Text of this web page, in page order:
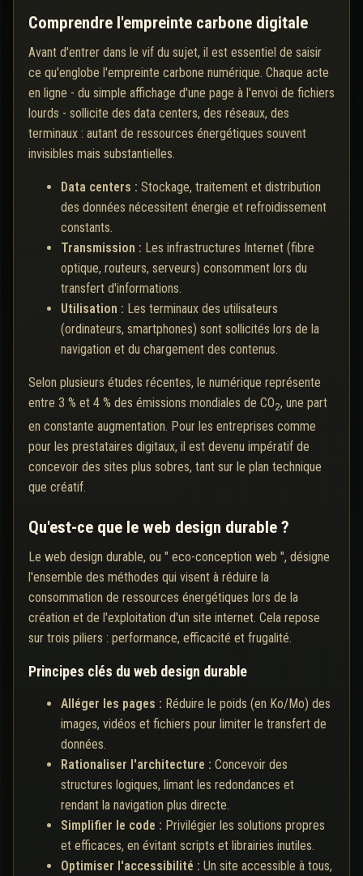
Comprendre l'empreinte carbone digitale
Avant d'entrer dans le vif du sujet, il est essentiel de saisir
ce qu'englobe l'empreinte carbone numérique. Chaque acte
en ligne - du simple affichage d'une page à l'envoi de fichiers
lourds - sollicite des data centers, des réseaux, des
terminaux : autant de ressources énergétiques souvent
invisibles mais substantielles.
Data centers : Stockage, traitement et distribution
des données nécessitent énergie et refroidissement
constants.
Transmission : Les infrastructures Internet (fibre
optique, routeurs, serveurs) consomment lors du
transfert d'informations.
Utilisation : Les terminaux des utilisateurs
(ordinateurs, smartphones) sont sollicités lors de la
navigation et du chargement des contenus.
Selon plusieurs études récentes, le numérique représente
entre 3 % et 4 % des émissions mondiales de CO2, une part
en constante augmentation. Pour les entreprises comme
pour les prestataires digitaux, il est devenu impératif de
concevoir des sites plus sobres, tant sur le plan technique
que créatif.
Qu'est-ce que le web design durable ?
Le web design durable, ou " eco-conception web ", désigne
l'ensemble des méthodes qui visent à réduire la
consommation de ressources énergétiques lors de la
création et de l'exploitation d'un site internet. Cela repose
sur trois piliers : performance, efficacité et frugalité.
Principes clés du web design durable
Alléger les pages : Réduire le poids (en Ko/Mo) des
images, vidéos et fichiers pour limiter le transfert de
données.
Rationaliser l'architecture : Concevoir des
structures logiques, limant les redondances et
rendant la navigation plus directe.
Simplifier le code : Privilégier les solutions propres
et efficaces, en évitant scripts et librairies inutiles.
Optimiser l'accessibilité : Un site accessible à tous,